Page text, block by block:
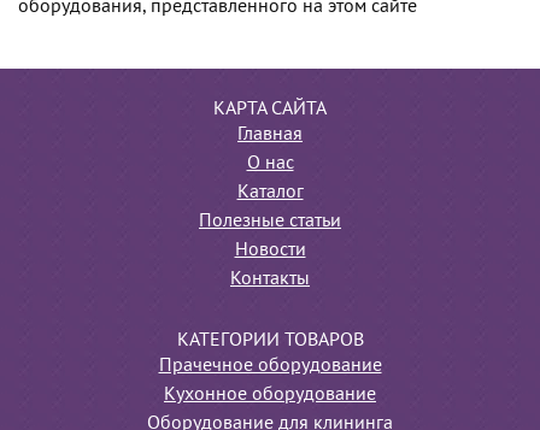
оборудования, представленного на этом сайте
КАРТА САЙТА
Главная
О нас
Каталог
Полезные статьи
Новости
Контакты
КАТЕГОРИИ ТОВАРОВ
Прачечное оборудование
Кухонное оборудование
Оборудование для клининга